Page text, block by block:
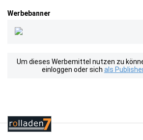
Werbebanner
Um dieses Werbemittel nutzen zu
einloggen oder sich als